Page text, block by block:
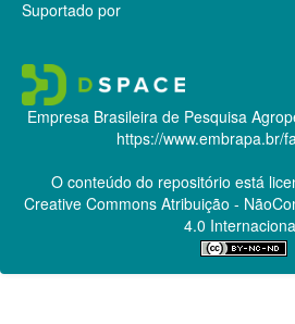
Suportado por
Empresa Brasileira de Pesquisa
https://www.embrapa.br/
O conteúdo do repositório está
Creative CommonsAtribuição -
4.0